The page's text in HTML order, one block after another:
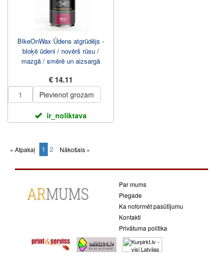
BikeOnWax Ūdens atgrūdējs -
bloķē ūdeni / novērš rūsu /
mazgā / smērē un aizsargā
€ 14.11
Pievienot grozam
ir_noliktava
« Atpakaļ 1 (current)
2 Nākošais »
Par mums
Piegade
Ka noformēt pasūtījumu
Kontakti
Privātuma politika